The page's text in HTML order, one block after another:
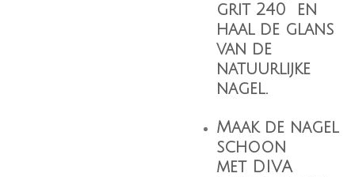
grit 240 en
haal de glans
van de
natuurlijke
nagel.
Maak de nagel
schoon
met DIVA